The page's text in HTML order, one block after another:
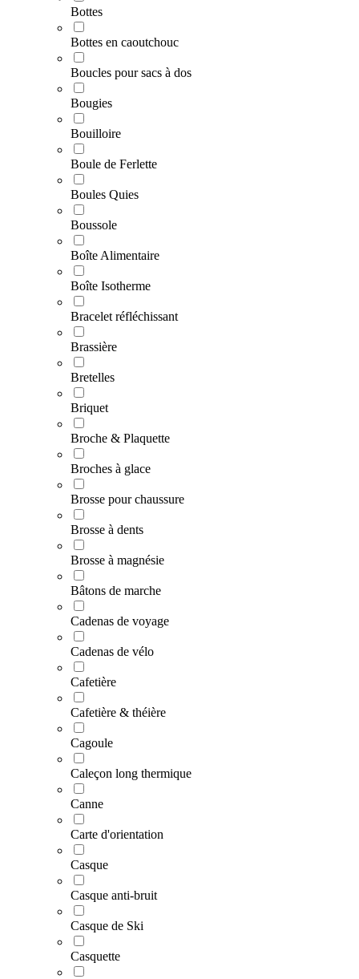
Bottes
Bottes en caoutchouc
Boucles pour sacs à dos
Bougies
Bouilloire
Boule de Ferlette
Boules Quies
Boussole
Boîte Alimentaire
Boîte Isotherme
Bracelet réfléchissant
Brassière
Bretelles
Briquet
Broche & Plaquette
Broches à glace
Brosse pour chaussure
Brosse à dents
Brosse à magnésie
Bâtons de marche
Cadenas de voyage
Cadenas de vélo
Cafetière
Cafetière & théière
Cagoule
Caleçon long thermique
Canne
Carte d'orientation
Casque
Casque anti-bruit
Casque de Ski
Casquette